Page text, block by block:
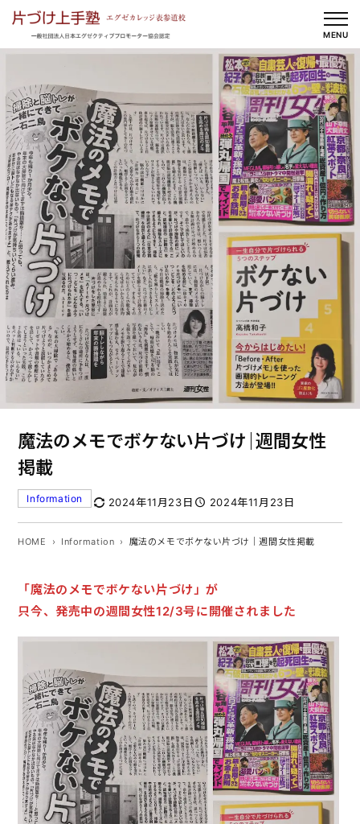
を
キ
ッ
プ
MENU
魔法のメモでボケない片づけ｜週間女性
掲載
Information 2024年11月23日 2024年11月23日
HOME Information 魔法のメモでボケない片づけ｜週間女性掲載
「魔法のメモでボケない片づけ」が
只今、発売中の週間女性12/3号に開催されました